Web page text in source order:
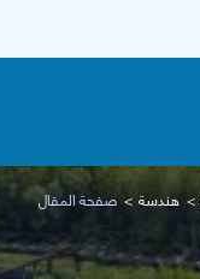
هندسة صفحة المقال